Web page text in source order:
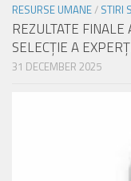
RESURSE UMANE/ STIRI
REZULTATE
SELECŢIE A
31 DECEMBER 2025